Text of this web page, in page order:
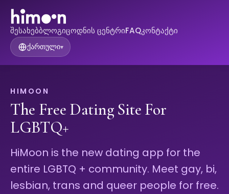
შესახებბლოგიცოდნის ცენტრიFAQკონტაქტი
ქართული▾
HIMOON
The Free Dating Site For
LGBTQ+
HiMoon is the new dating app for the
entire LGBTQ + community. Meet gay, bi,
lesbian, trans and queer people for free.